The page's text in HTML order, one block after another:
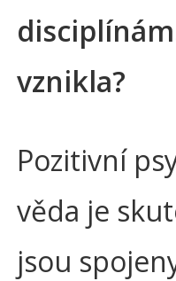
vznikla?
Pozitivní
věda je
jsou